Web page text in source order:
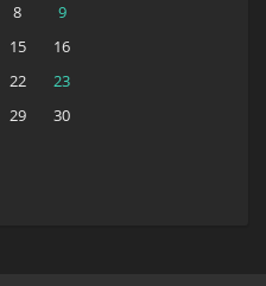
8
9
15
16
22
23
29
30